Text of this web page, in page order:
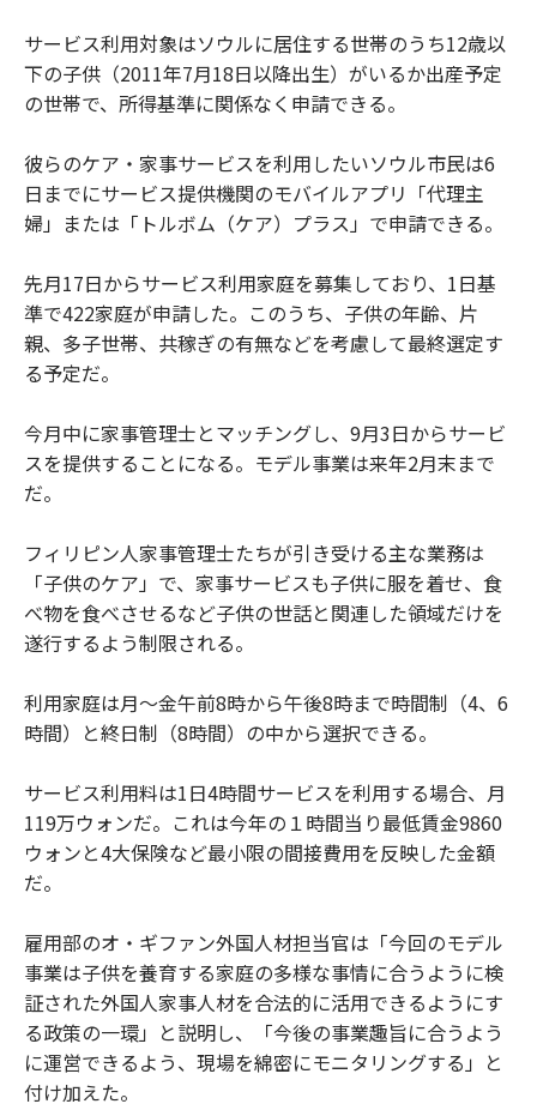
サービス利用対象はソウルに居住する世帯のうち12歳以
下の子供（2011年7月18日以降出生）がいるか出産予定
の世帯で、所得基準に関係なく申請できる。
彼らのケア・家事サービスを利用したいソウル市民は6
日までにサービス提供機関のモバイルアプリ「代理主
婦」または「トルボム（ケア）プラス」で申請できる。
先月17日からサービス利用家庭を募集しており、1日基
準で422家庭が申請した。このうち、子供の年齢、片
親、多子世帯、共稼ぎの有無などを考慮して最終選定す
る予定だ。
今月中に家事管理士とマッチングし、9月3日からサービ
スを提供することになる。モデル事業は来年2月末まで
だ。
フィリピン人家事管理士たちが引き受ける主な業務は
「子供のケア」で、家事サービスも子供に服を着せ、食
べ物を食べさせるなど子供の世話と関連した領域だけを
遂行するよう制限される。
利用家庭は月～金午前8時から午後8時まで時間制（4、6
時間）と終日制（8時間）の中から選択できる。
サービス利用料は1日4時間サービスを利用する場合、月
119万ウォンだ。これは今年の１時間当り最低賃金9860
ウォンと4大保険など最小限の間接費用を反映した金額
だ。
雇用部のオ・ギファン外国人材担当官は「今回のモデル
事業は子供を養育する家庭の多様な事情に合うように検
証された外国人家事人材を合法的に活用できるようにす
る政策の一環」と説明し、「今後の事業趣旨に合うよう
に運営できるよう、現場を綿密にモニタリングする」と
付け加えた。